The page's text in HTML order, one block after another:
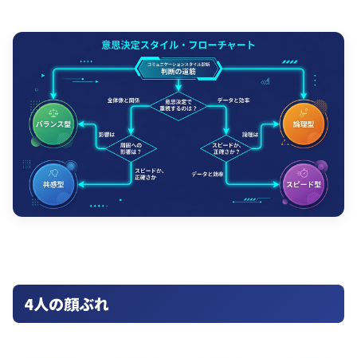
4人の顔ぶれ